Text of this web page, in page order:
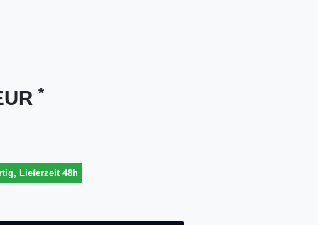
*
Lieferzeit 48h